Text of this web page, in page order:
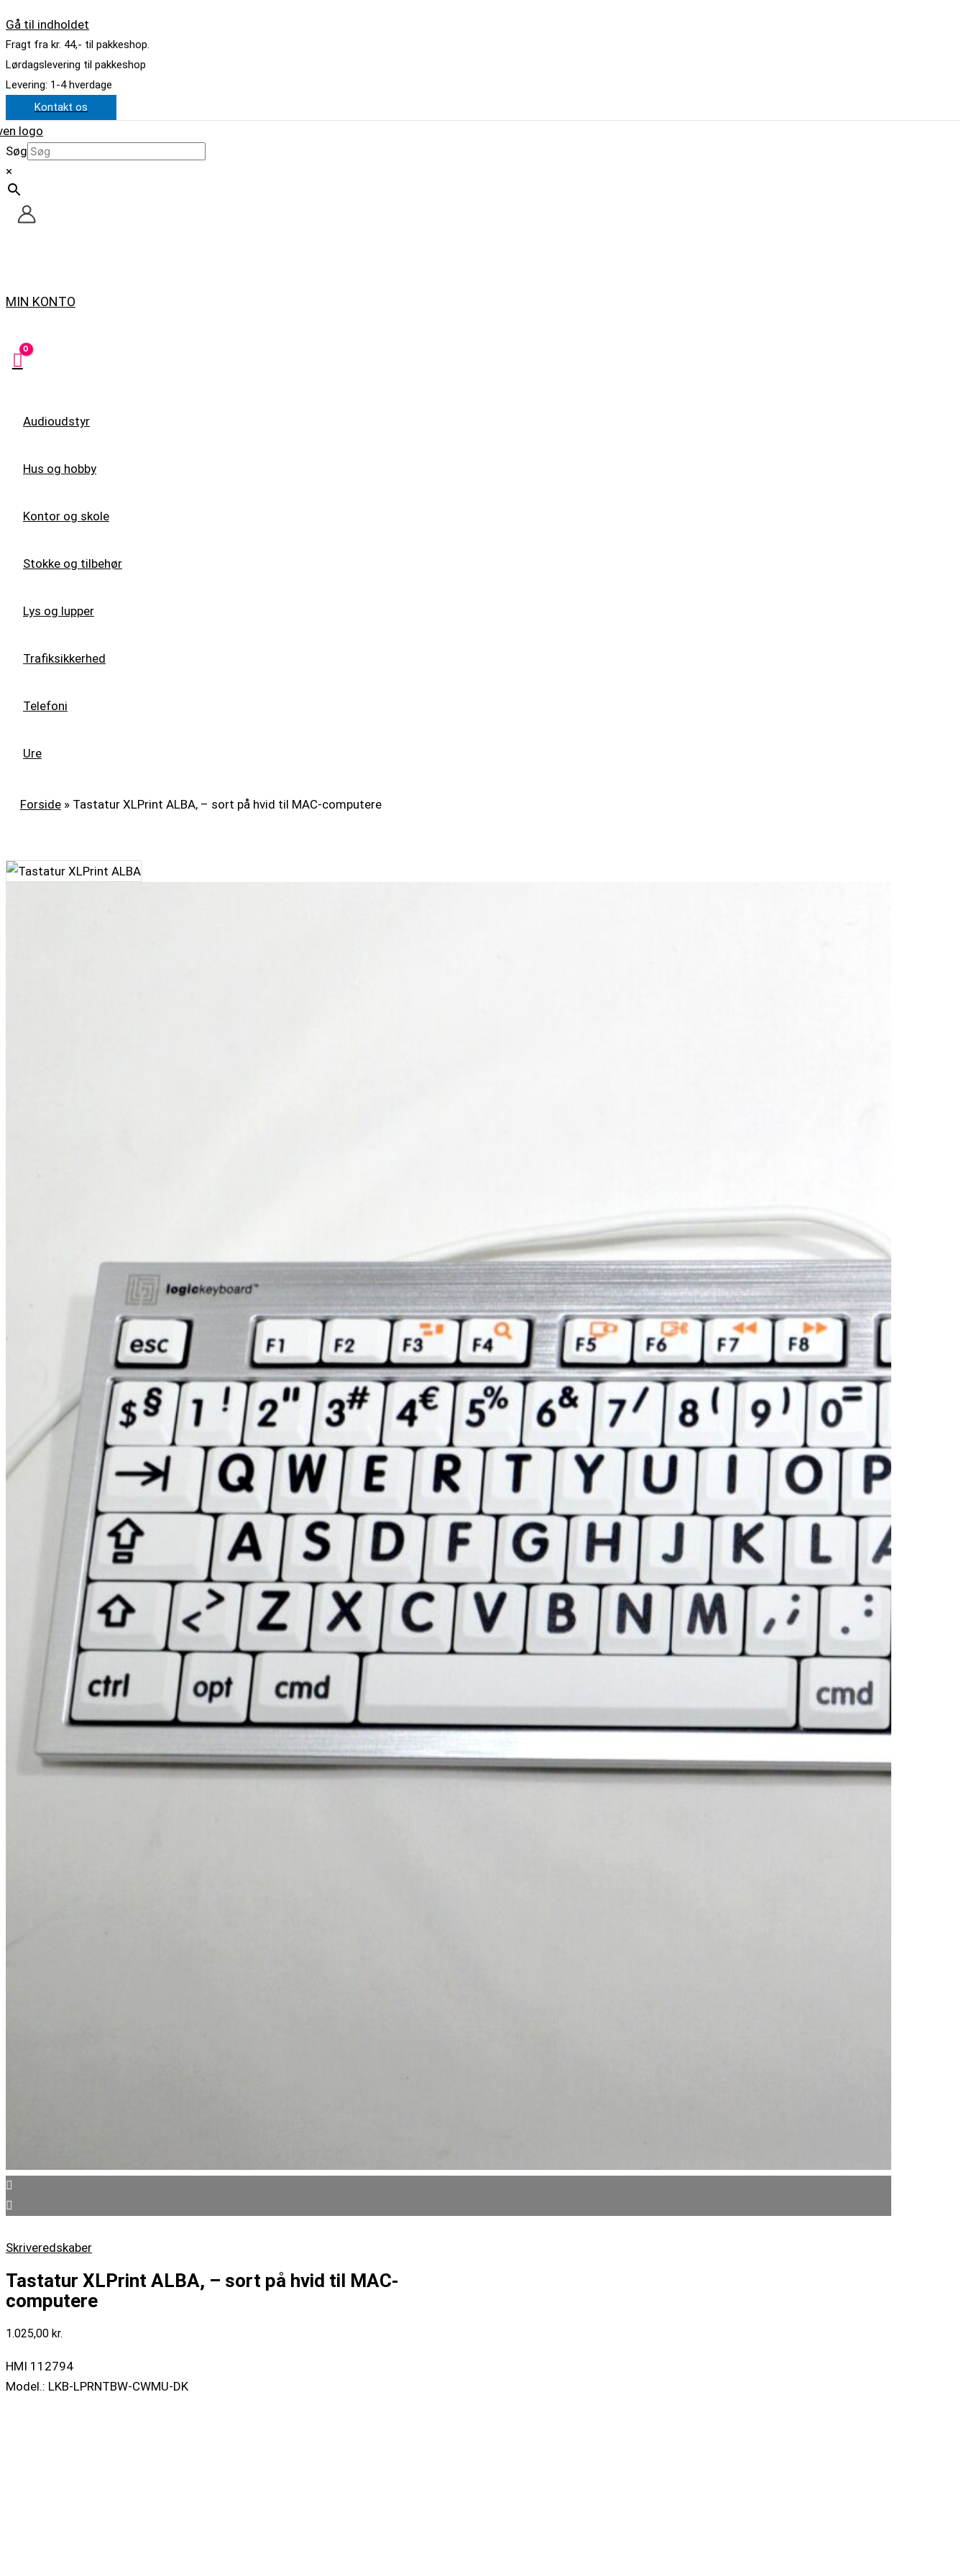
Gå til indholdet
Fragt fra kr. 44,- til pakkeshop.
Lørdagslevering til pakkeshop
Levering: 1-4 hverdage
Kontakt os
Søg
×
MIN KONTO
Audioudstyr
Hus og hobby
Kontor og skole
Stokke og tilbehør
Lys og lupper
Trafiksikkerhed
Telefoni
Ure
Forside » Tastatur XLPrint ALBA, – sort på hvid til MAC-computere
Skriveredskaber
Tastatur XLPrint ALBA, – sort på hvid til MAC-
computere
1.025,00 kr.
HMI 112794
Model.: LKB-LPRNTBW-CWMU-DK